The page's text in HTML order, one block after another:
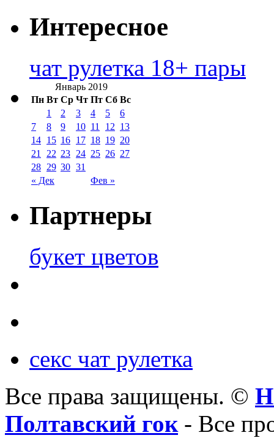
Интересное
чат рулетка 18+ пары
Январь 2019
Пн Вт Ср Чт Пт Сб Вс
« Дек Фев »
1 2 3 4 5
6
7
8 9 10 11 12 13
14 15 16 17 18 19 20
21
22 23 24 25 26 27
28 29 30 31
Партнеры
букет цветов
секс чат рулетка
Все права защищены. ©
Полтавский гок- Все